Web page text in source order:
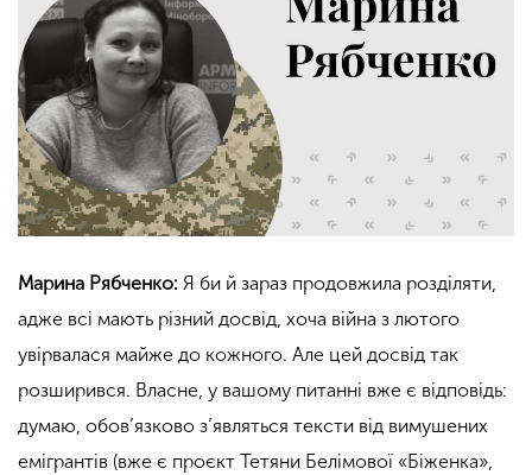
Марина Рябченко: Я би й зараз продовжила розділяти,
адже всі мають різний досвід, хоча війна з лютого
увірвалася майже до кожного. Але цей досвід так
розширився. Власне, у вашому питанні вже є відповідь:
думаю, обов’язково з’являться тексти від вимушених
емігрантів (вже є проєкт Тетяни Белімової «Біженка»,